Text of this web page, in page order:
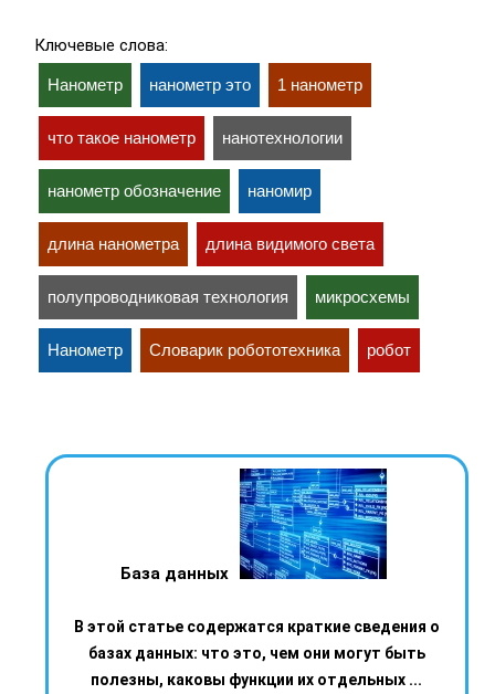
Ключевые слова:
Нанометр нанометр это 1 нанометр
что такое нанометр нанотехнологии
нанометр обозначение наномир
длина нанометра длина видимого света
полупроводниковая технология микросхемы
Нанометр Словарик робототехника робот
База данных
В этой статье содержатся краткие сведения о
базах данных: что это, чем они могут быть
полезны, каковы функции их отдельных ...